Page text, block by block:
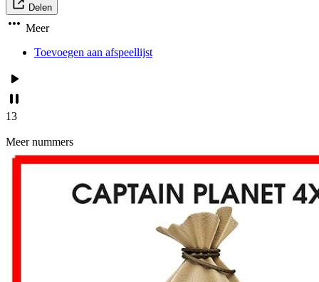
Delen
Meer
Toevoegen aan afspeellijst
13
Meer nummers